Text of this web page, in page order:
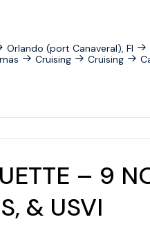
Orlando (port Canaveral), Fl
Cruising Cruising
– 9
& USVI